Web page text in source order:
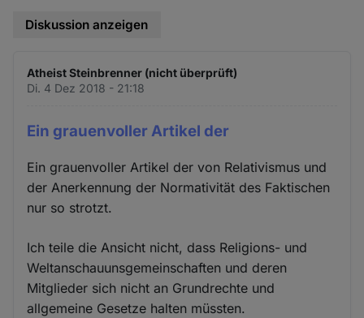
Diskussion anzeigen
Atheist Steinbrenner (nicht überprüft)
Di. 4 Dez 2018 - 21:18
Ein grauenvoller Artikel der
Ein grauenvoller Artikel der von Relativismus und
der Anerkennung der Normativität des Faktischen
nur so strotzt.
Ich teile die Ansicht nicht, dass Religions- und
Weltanschauunsgemeinschaften und deren
Mitglieder sich nicht an Grundrechte und
allgemeine Gesetze halten müssten.